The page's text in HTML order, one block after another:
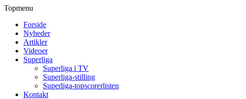
Topmenu
Forside
Nyheder
Artikler
Videoer
Superliga
Superliga i TV
Superliga-stilling
Superliga-topscorerlisten
Kontakt